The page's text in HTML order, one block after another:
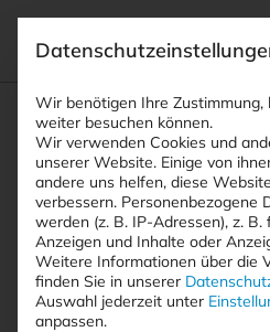
Suchfeld
Breadcrumb-Navigation
STARTSEITE
PRINTAUSGABEN
TITELTHEMA:
FIRMEN, FINANZEN & FUSIONEN
Wir benötigen Ihre Zustimmung,
weiter besuchen können.
Wir verwenden Cookies und
unserer Website. Einige von
andere uns helfen, diese
verbessern. Personenbezogene
werden (z. B. IP-Adressen), z.
Anzeigen und Inhalte oder
Weitere Informationen über die
finden Sie in unserer
Auswahl jederzeit unter
anpassen.